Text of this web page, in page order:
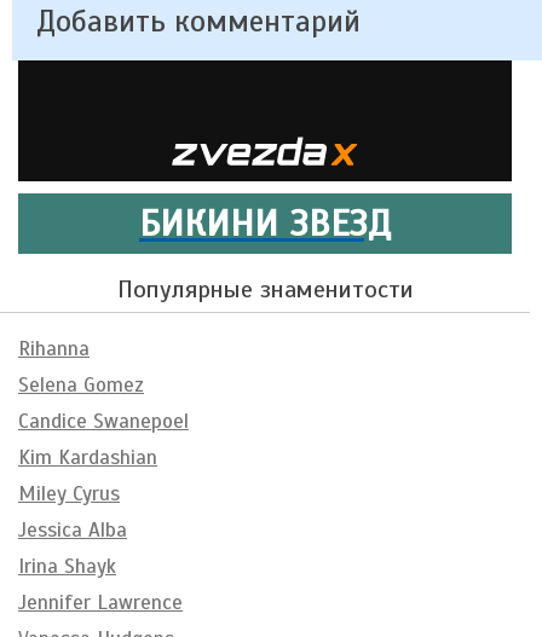
Добавить комментарий
БИКИНИ ЗВЕЗД
Популярные знаменитости
Rihanna
Selena Gomez
Candice Swanepoel
Kim Kardashian
Miley Cyrus
Jessica Alba
Irina Shayk
Jennifer Lawrence